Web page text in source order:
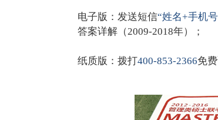
电子版：发送短信“姓名+手机
答案详解（2009-2018年）；
纸质版：拨打400-853-2366免